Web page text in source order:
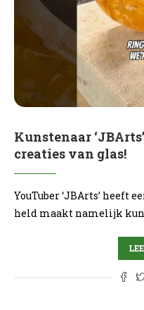
Kunstenaar
creaties van glas!
YouTuber ‘JBArts’ heeft
held maakt namelijk